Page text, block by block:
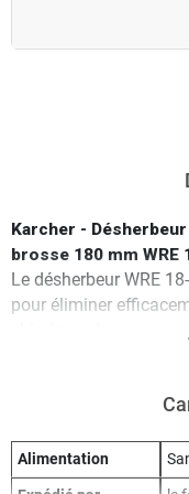
Karcher -
brosse 180 mm WRE
Le désherbeur WRE
pour éliminer
chimiques la mousse
allées et autres
en nylon. Le WRE 4
l’autonomie.
Les avantages de ce
Alimentation